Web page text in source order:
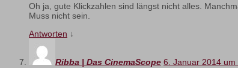
Oh ja, gute Klickzahlen sind längst nicht alles.
Muss nicht sein.
Antworten ↓
Ribba | Das CinemaScope 6. Januar 2014 um